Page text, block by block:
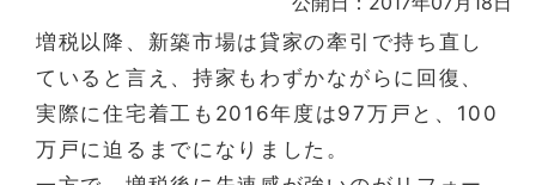
増税以降、新築市場は貸家の牽引で持ち直し
ていると言え、持家もわずかながらに回復、
実際に住宅着工も2016年度は97万戸と、100
万戸に迫るまでになりました。